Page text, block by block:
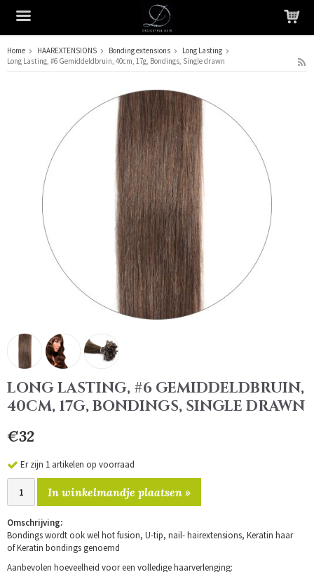
Het product is in je winkelmandje geplaatst
Home HAAREXTENSIONS Bonding extensions
Long Lasting
Long Lasting, #6 Gemiddeldbruin, 40cm, 17g, Bondings, Single drawn
LONG LASTING, #6 GEMIDDELDBRUIN,
40CM, 17G, BONDINGS, SINGLE DRAWN
€32
Er zijn 1 artikelen op voorraad
In winkelmandje plaatsen »
Omschrijving:
Bondings wordt ook wel hot fusion, U-tip, nail- hairextensions, Keratin haar
of Keratin bondings genoemd
Aanbevolen hoeveelheid voor een volledige haarverlenging: